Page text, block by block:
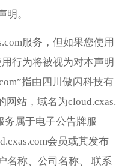
明。
服务，但如果您使用
行为将被视为对本声明
指由四川傲闪科技有
网站，域名为cloud.cxas.
务属于电子公告牌服
会员或其发布
名称、公司名称、 联系